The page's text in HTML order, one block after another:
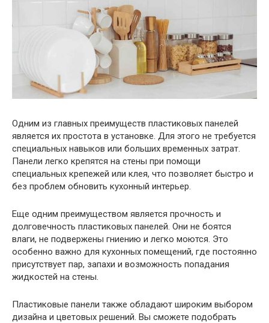
Одним из главных преимуществ пластиковых панелей
является их простота в установке. Для этого не требуется
специальных навыков или больших временных затрат.
Панели легко крепятся на стены при помощи
специальных крепежей или клея, что позволяет быстро и
без проблем обновить кухонный интерьер.
Еще одним преимуществом является прочность и
долговечность пластиковых панелей. Они не боятся
влаги, не подвержены гниению и легко моются. Это
особенно важно для кухонных помещений, где постоянно
присутствует пар, запахи и возможность попадания
жидкостей на стены.
Пластиковые панели также обладают широким выбором
дизайна и цветовых решений. Вы сможете подобрать